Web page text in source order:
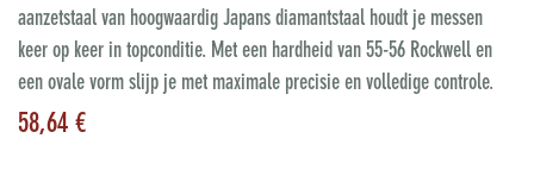
aanzetstaal van hoogwaardig Japans diamantstaal houdt je messen
keer op keer in topconditie. Met een hardheid van 55-56 Rockwell en
een ovale vorm slijp je met maximale precisie en volledige controle.
58,64 €